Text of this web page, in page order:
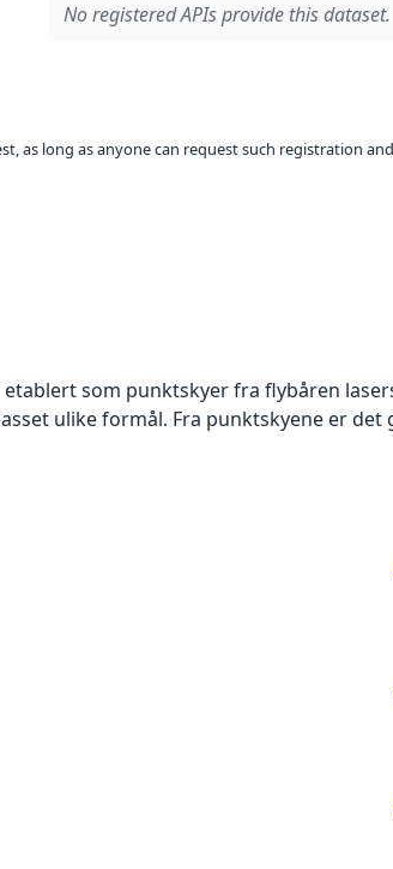
No registered APIs provide this dataset.
as long as anyone can request such registration
som punktskyer fra flybåren
ulike formål. Fra punktskyene er det